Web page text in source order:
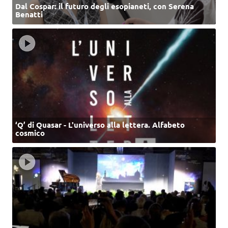
Dal Cospar: il futuro degli esopianeti, con Serena
Benatti
‘Q’ di Quasar - L'universo alla lettera. Alfabeto
cosmico